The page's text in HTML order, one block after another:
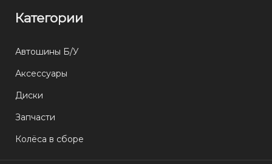
Категории
Автошины Б/У
Аксессуары
Диски
Запчасти
Колёса в сборе